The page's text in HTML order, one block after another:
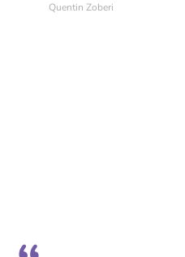
Quentin Zoberi